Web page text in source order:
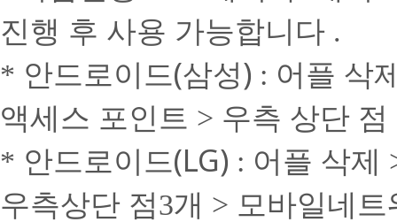
진행 후 사용 가능합니다 .
* 안드로이드(삼성) : 어플 삭
액세스 포인트 > 우측 상단 점
* 안드로이드(LG) : 어플 삭제
우측상단 점3개 > 모바일네